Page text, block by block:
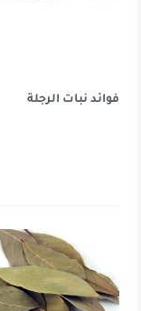
فوائد نبات الرجلة